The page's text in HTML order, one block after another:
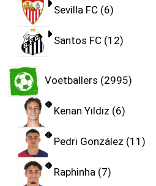
Sevilla FC 6
Santos FC 12
Voetballers 2995
Kenan Yıldız 6
Pedri González 11
Raphinha 7